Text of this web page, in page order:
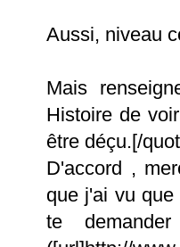
Aussi, niveau
Mais
Histoire de
être déçu.[/
D'accord ,
que j'ai vu
te